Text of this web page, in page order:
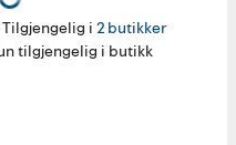
Tilgjengelig i 2 butikker
tilgjengelig i butikk